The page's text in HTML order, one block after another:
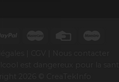
| CGV |
Nous contacter
est dangereux pour la
2026 ©
CreaTekInfo